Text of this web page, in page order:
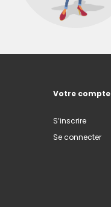
Votre compte
S’inscrire
Se connecter